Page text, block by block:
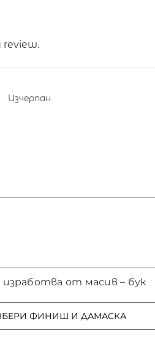
review.
Изчерпан
изработва от масив – бук
ФИНИШ И ДАМАСКА